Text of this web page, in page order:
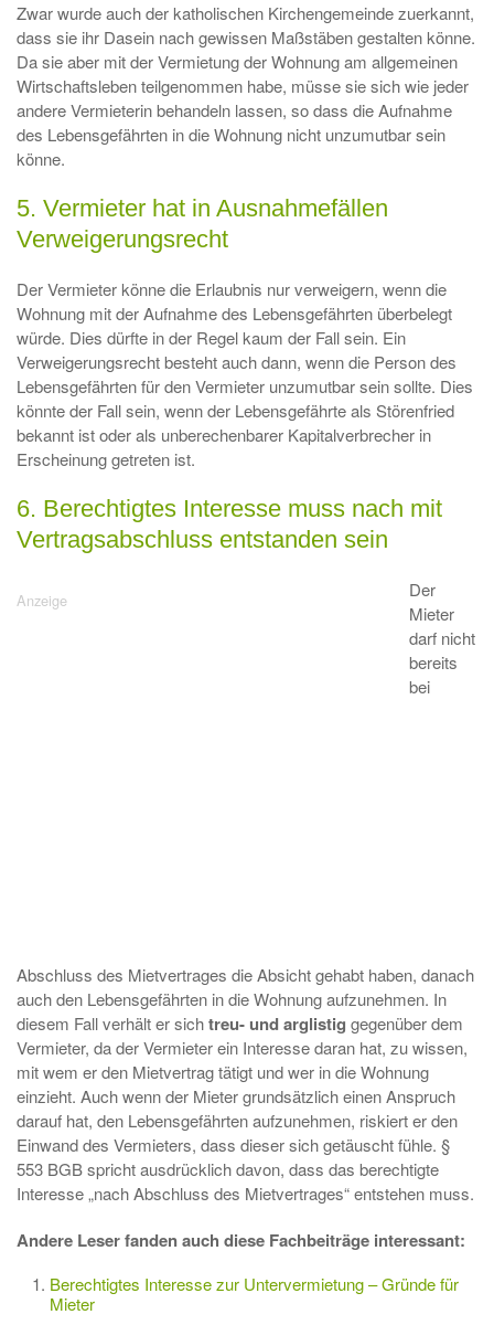
Zwar wurde auch der katholischen Kirchengemeinde zuerkannt,
dass sie ihr Dasein nach gewissen Maßstäben gestalten könne.
Da sie aber mit der Vermietung der Wohnung am allgemeinen
Wirtschaftsleben teilgenommen habe, müsse sie sich wie jeder
andere Vermieterin behandeln lassen, so dass die Aufnahme
des Lebensgefährten in die Wohnung nicht unzumutbar sein
könne.
5. Vermieter hat in Ausnahmefällen
Verweigerungsrecht
Der Vermieter könne die Erlaubnis nur verweigern, wenn die
Wohnung mit der Aufnahme des Lebensgefährten überbelegt
würde. Dies dürfte in der Regel kaum der Fall sein. Ein
Verweigerungsrecht besteht auch dann, wenn die Person des
Lebensgefährten für den Vermieter unzumutbar sein sollte. Dies
könnte der Fall sein, wenn der Lebensgefährte als Störenfried
bekannt ist oder als unberechenbarer Kapitalverbrecher in
Erscheinung getreten ist.
6. Berechtigtes Interesse muss nach mit
Vertragsabschluss entstanden sein
Der
Mieter
darf nicht
bereits
bei
Abschluss des Mietvertrages die Absicht gehabt haben, danach
auch den Lebensgefährten in die Wohnung aufzunehmen. In
diesem Fall verhält er sichtreu- und arglistig gegenüber dem
Vermieter, da der Vermieter ein Interesse daran hat, zu wissen,
mit wem er den Mietvertrag tätigt und wer in die Wohnung
einzieht. Auch wenn der Mieter grundsätzlich einen Anspruch
darauf hat, den Lebensgefährten aufzunehmen, riskiert er den
Einwand des Vermieters, dass dieser sich getäuscht fühle. §
553 BGB spricht ausdrücklich davon, dass das berechtigte
Interesse „nach Abschluss des Mietvertrages“ entstehen muss.
Andere Leser fanden auch diese Fachbeiträge interessant:
Berechtigtes Interesse zur Untervermietung – Gründe für
Mieter